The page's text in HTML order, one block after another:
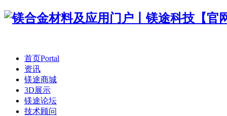
首页Portal
资讯
镁途商城
3D展示
镁途论坛
技术顾问